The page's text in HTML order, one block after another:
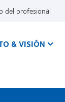
del profesional
& VISIÓN